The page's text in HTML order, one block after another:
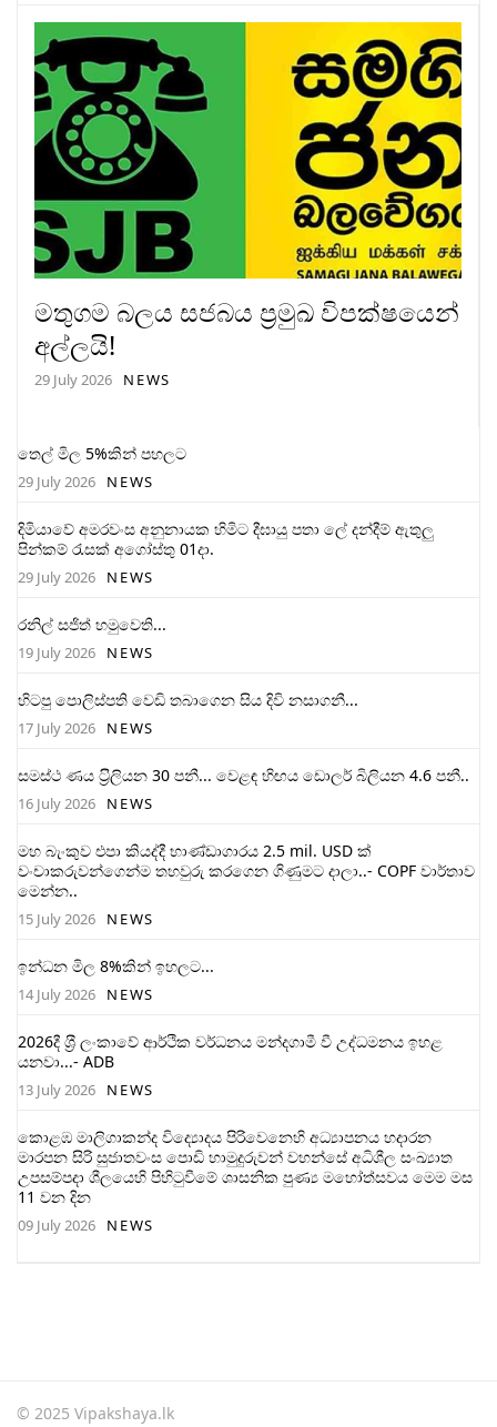
මතුගම බලය සජබය ප්‍රමුඛ විපක්ෂයෙන්
අල්ලයි!
29 July 2026 NEWS
තෙල් මිල 5%කින් පහලට
29 July 2026 NEWS
දිමියාවේ අමරවංස අනුනායක හිමිට දීඝායු පතා ලේ දන්දීම් ඇතුලු
පින්කම් රැසක් අගෝස්තු 01දා.
29 July 2026 NEWS
රනිල් සජිත් හමුවෙති...
19 July 2026 NEWS
හිටපු පොලිස්පති වෙඩි තබාගෙන සිය දිවි නසාගනී...
17 July 2026 NEWS
සමස්ථ ණය ට‍්‍රිලියන 30 පනී... වෙළඳ හිඟය ඩොලර් බිලියන 4.6 පනී..
16 July 2026 NEWS
මහ බැංකුව එපා කියද්දී භාණ්ඩාගාරය 2.5 mil. USD ක්
වංචාකරුවන්ගෙන්ම තහවුරු කරගෙන ගිණුමට දාලා..- COPF වාර්තාව
මෙන්න..
15 July 2026 NEWS
ඉන්ධන මිල 8%කින් ඉහලට...
14 July 2026 NEWS
2026දී ශ‍්‍රී ලංකාවේ ආර්ථික වර්ධනය මන්දගාමී වී උද්ධමනය ඉහළ
යනවා...- ADB
13 July 2026 NEWS
කොළඹ මාලිගාකන්ද විද්‍යොදය පිරිවෙනෙහි අධ්‍යාපනය හදාරන
මාරපන සිරි සුජාතවංස පොඩි හාමුදුරුවන් වහන්සේ අධිශීල සංඛ්‍යාත
උපසම්පදා ශීලයෙහි පිහිටුවීමේ ශාසනික පුණ්‍ය මහෝත්සවය මෙම මස
11 වන දින
09 July 2026 NEWS
© 2025 Vipakshaya.lk